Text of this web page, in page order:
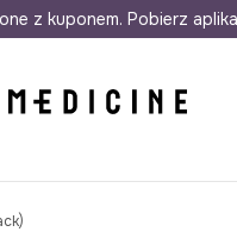
Darmowa dostawa do
z kuponem. Pobierz